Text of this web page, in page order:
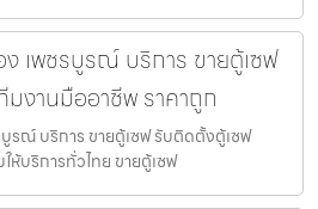
เพชรบูรณ์ บริการ ขายตู้เซฟ
งานมืออาชีพ ราคาถูก
รณ์ บริการ ขายตู้เซฟ รับติดตั้งตู้เซฟ
บริการทั่วไทย ขายตู้เซฟ